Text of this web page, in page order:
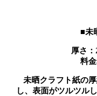
■未
厚さ：
料
未晒クラフト紙の
し、表面がツルツル